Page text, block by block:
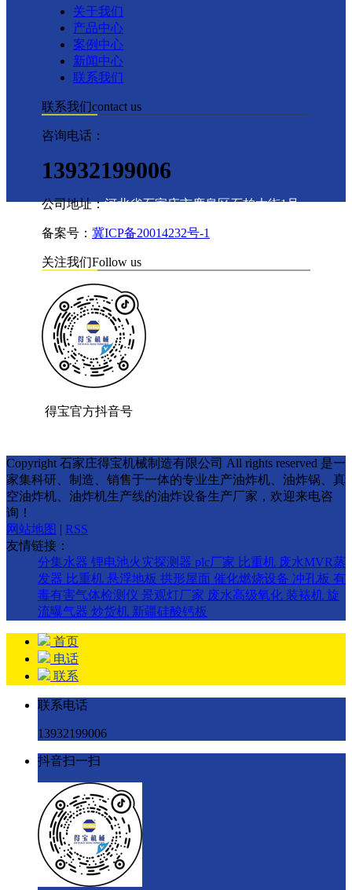
关于我们
产品中心
案例中心
新闻中心
联系我们
联系我们contact us
咨询电话：
13932199006
公司地址：河北省石家庄市鹿泉区石柏大街1号
备案号： 冀ICP备20014232号-1
关注我们Follow us
得宝官方抖音号
Copyright 石家庄得宝机械制造有限公司 All rights reserved 是一
家集科研、制造、销售于一体的专业生产油炸机、油炸锅、真
空油炸机、油炸机生产线的油炸设备生产厂家，欢迎来电咨
询！
网站地图 | RSS
友情链接：
分集水器 锂电池火灾探测器 plc厂家 比重机 废水MVR蒸
发器 比重机 悬浮地板 拱形屋面 催化燃烧设备 冲孔板 有
毒有害气体检测仪 景观灯厂家 废水高级氧化 装裱机 旋
流曝气器 炒货机 新疆硅酸钙板
首页
电话
联系
联系电话
13932199006
抖音扫一扫